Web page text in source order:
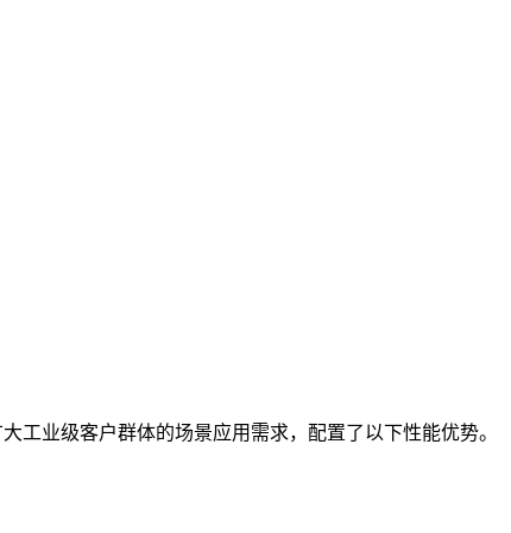
业级客户群体的场景应用需求，配置了以下性能优势。